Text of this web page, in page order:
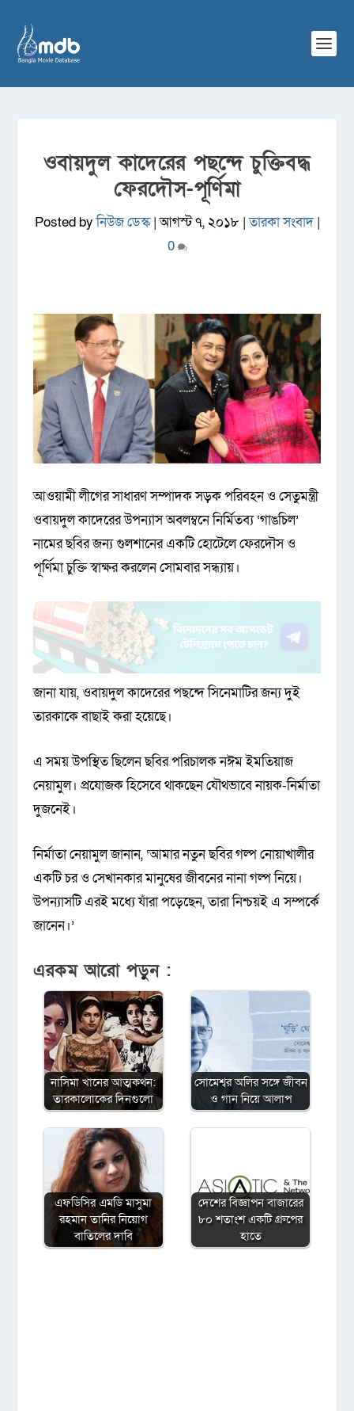
ওবায়দুল কাদেরের পছন্দে চুক্তিবদ্ধ
ফেরদৌস-পূর্ণিমা
Posted byনিউজ ডেস্ক|আগস্ট ৭, ২০১৮ |তারকা সংবাদ|
0
আওয়ামী লীগের সাধারণ সম্পাদক সড়ক পরিবহন ও সেতুমন্ত্রী
ওবায়দুল কাদেরের উপন্যাস অবলম্বনে নির্মিতব্য ‘গাঙচিল’
নামের ছবির জন্য গুলশানের একটি হোটেলে ফেরদৌস ও
পূর্ণিমা চুক্তি স্বাক্ষর করলেন সোমবার সন্ধ্যায়।
জানা যায়, ওবায়দুল কাদেরের পছন্দে সিনেমাটির জন্য দুই
তারকাকে বাছাই করা হয়েছে।
এ সময় উপস্থিত ছিলেন ছবির পরিচালক নঈম ইমতিয়াজ
নেয়ামুল। প্রযোজক হিসেবে থাকছেন যৌথভাবে নায়ক-নির্মাতা
দুজনেই।
নির্মাতা নেয়ামুল জানান, ‘আমার নতুন ছবির গল্প নোয়াখালীর
একটি চর ও সেখানকার মানুষের জীবনের নানা গল্প নিয়ে।
উপন্যাসটি এরই মধ্যে যাঁরা পড়েছেন, তারা নিশ্চয়ই এ সম্পর্কে
জানেন।’
এরকম আরো পড়ুন :
নাসিমা খানের আত্মকথন:
তারকালোকের দিনগুলো
সোমেশ্বর অলির সঙ্গে জীবন
ও গান নিয়ে আলাপ
এফডিসির এমডি মাসুমা
রহমান তানির নিয়োগ
বাতিলের দাবি
দেশের বিজ্ঞাপন বাজারের
৮০ শতাংশ একটি গ্রুপের
হাতে